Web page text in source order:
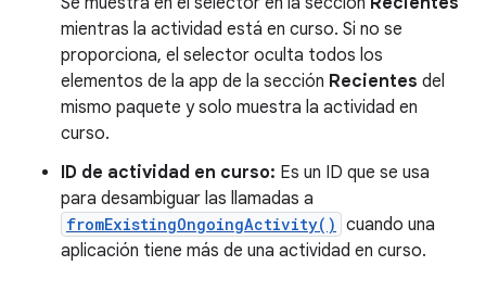
mientras la actividad está en curso. Si no se
proporciona, el selector oculta todos los
elementos de la app de la sección Recientes del
mismo paquete y solo muestra la actividad en
curso.
ID de actividad en curso: Es un ID que se usa
para desambiguar las llamadas a
fromExistingOngoingActivity() cuando una
aplicación tiene más de una actividad en curso.